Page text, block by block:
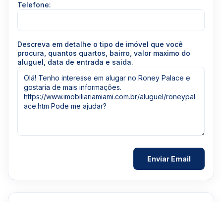
Telefone:
Descreva em detalhe o tipo de imóvel que você
procura, quantos quartos, bairro, valor maximo do
aluguel, data de entrada e saida.